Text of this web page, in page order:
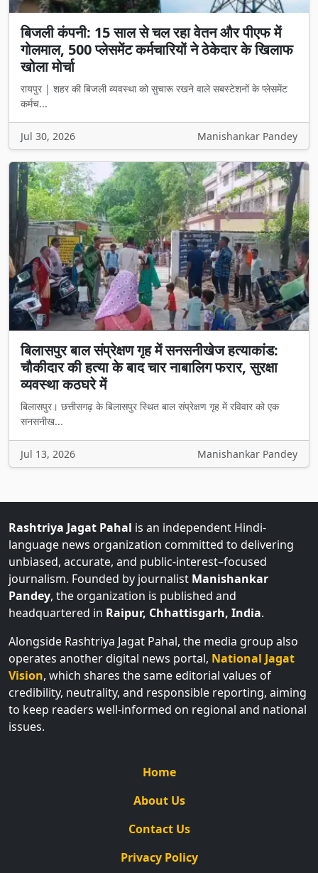
बिजली कंपनी: 15 साल से चल रहा वेतन और पीएफ में
गोलमाल, 500 प्लेसमेंट कर्मचारियों ने ठेकेदार के खिलाफ
खोला मोर्चा
रायपुर | शहर की बिजली व्यवस्था को सुचारू रखने वाले सबस्टेशनों के प्लेसमेंट
कर्मच...
Jul 30, 2026 Manishankar Pandey
बिलासपुर बाल संप्रेक्षण गृह में सनसनीखेज हत्याकांड:
चौकीदार की हत्या के बाद चार नाबालिग फरार, सुरक्षा
व्यवस्था कठघरे में
बिलासपुर। छत्तीसगढ़ के बिलासपुर स्थित बाल संप्रेक्षण गृह में रविवार को एक
सनसनीख...
Jul 13, 2026 Manishankar Pandey
Rashtriya Jagat Pahal is an independent Hindi-
language news organization committed to delivering
unbiased, accurate, and public-interest–focused
journalism. Founded by journalist Manishankar
Pandey, the organization is published and
headquartered in Raipur, Chhattisgarh, India.
Alongside Rashtriya Jagat Pahal, the media group also
operates another digital news portal, National Jagat
Vision, which shares the same editorial values of
credibility, neutrality, and responsible reporting, aiming
to keep readers well-informed on regional and national
issues.
Home
About Us
Contact Us
Privacy Policy